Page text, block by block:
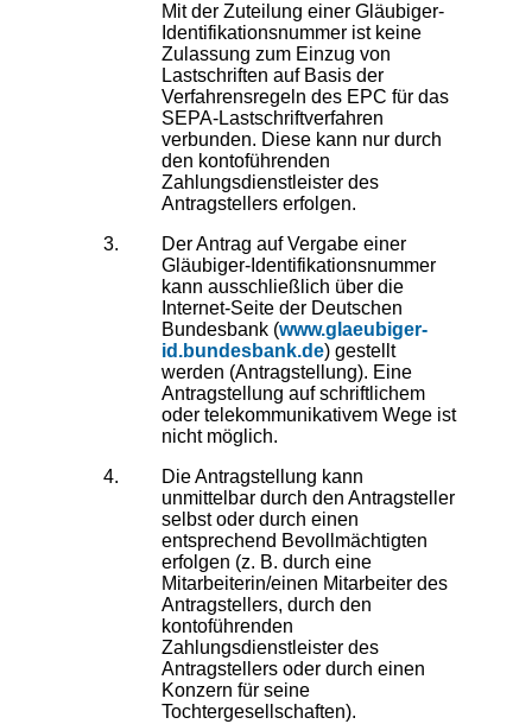
Mit der Zuteilung einer Gläubiger-
Identifikationsnummer ist keine
Zulassung zum Einzug von
Lastschriften auf Basis der
Verfahrensregeln des EPC für das
SEPA-Lastschriftverfahren
verbunden. Diese kann nur durch
den kontoführenden
Zahlungsdienstleister des
Antragstellers erfolgen.
Der Antrag auf Vergabe einer
Gläubiger-Identifikationsnummer
kann ausschließlich über die
Internet-Seite der Deutschen
Bundesbank (www.glaeubiger-
id.bundesbank.de) gestellt
werden (Antragstellung). Eine
Antragstellung auf schriftlichem
oder telekommunikativem Wege ist
nicht möglich.
Die Antragstellung kann
unmittelbar durch den Antragsteller
selbst oder durch einen
entsprechend Bevollmächtigten
erfolgen (z. B. durch eine
Mitarbeiterin/einen Mitarbeiter des
Antragstellers, durch den
kontoführenden
Zahlungsdienstleister des
Antragstellers oder durch einen
Konzern für seine
Tochtergesellschaften).